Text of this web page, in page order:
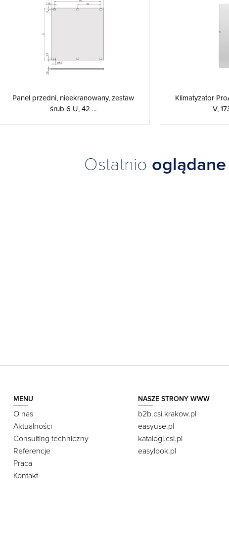
Panel przedni, nieekranowany, zestaw
śrub 6 U, 42 ...
Klimatyzator
V,
Ostatnio oglądane
MENU
O nas
Aktualności
Consulting techniczny
Referencje
Praca
Kontakt
NASZE STRONY WWW
b2b.csi.krakow.pl
easyuse.pl
katalogi.csi.pl
easylook.pl